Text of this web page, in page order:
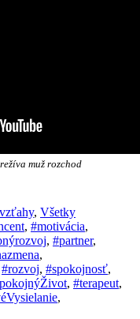
muž rozchod
, Všetky
, #motivácia,
, #partner,
,
#rozvoj, #spokojnosť,
, #terapeut,
,